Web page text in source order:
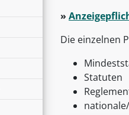
»
Die einzelnen
Statuten